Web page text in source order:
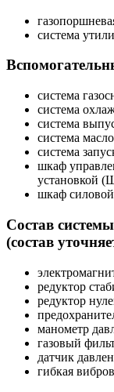
система
система
система
система
система
система
шкаф
установкой
шкаф
Состав
(состав
редуктор
редуктор
манометр
газовый
датчик
гибкая